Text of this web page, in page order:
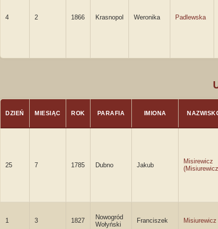
4 2 1866 Krasnopol Weronika Padlewska
DZIEŃ MIESIĄC ROK PARAFIA IMIONA
25 7 1785 Dubno Jakub
Misirewicz
1 3 1827
Nowogród
Wołyński
Franciszek Misiurewicz